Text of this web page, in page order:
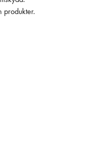
produkter.